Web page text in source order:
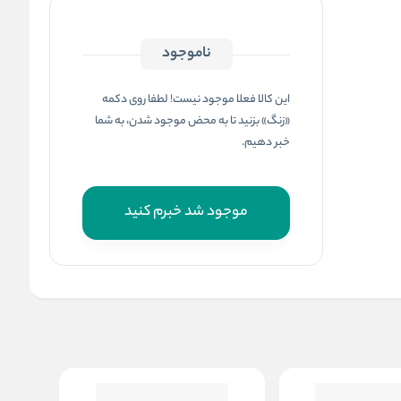
ناموجود
این کالا فعلا موجود نیست! لطفا روی دکمه
«زنگ» بزنید تا به محض موجود شدن، به شما
خبر دهیم.
موجود شد خبرم کنید